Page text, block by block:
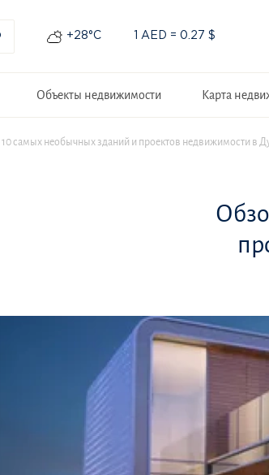
+28°С 1 AED = 0.27 $
Объекты недвижимости Карта
самых необычных зданий и проектов недвижимости в